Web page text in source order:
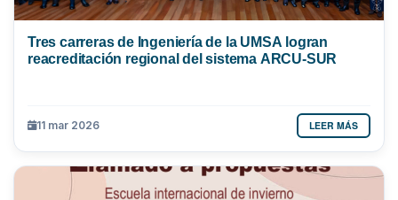
Tres carreras de Ingeniería de la UMSA logran
reacreditación regional del sistema ARCU-SUR
11 mar 2026 LEER MÁS